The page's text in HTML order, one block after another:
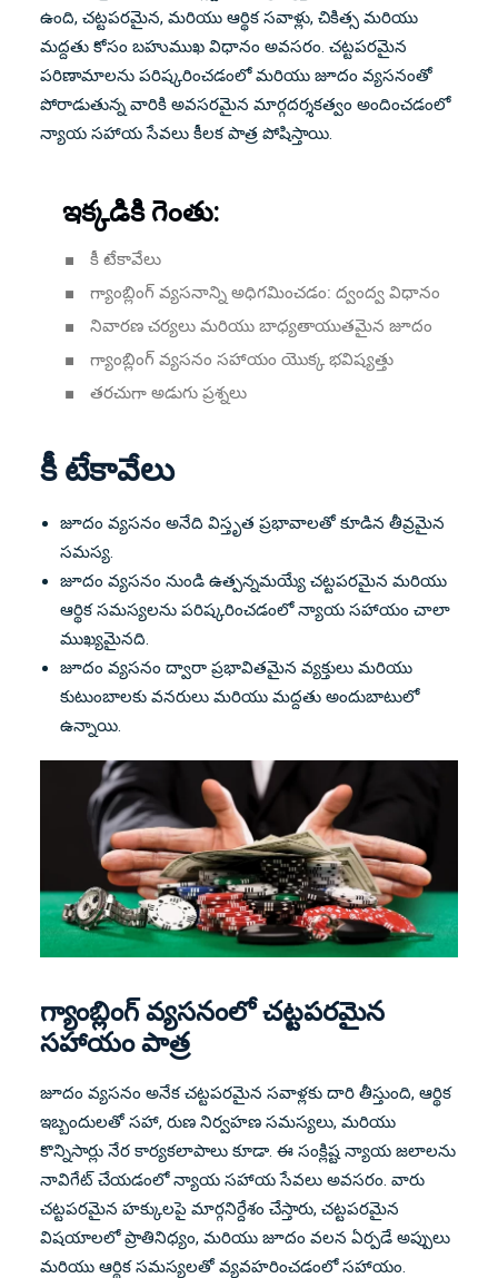
ఉంది, చట్టపరమైన, మరియు ఆర్థిక సవాళ్లు, చికిత్స మరియు
మద్దతు కోసం బహుముఖ విధానం అవసరం. చట్టపరమైన
పరిణామాలను పరిష్కరించడంలో మరియు జూదం వ్యసనంతో
పోరాడుతున్న వారికి అవసరమైన మార్గదర్శకత్వం అందించడంలో
న్యాయ సహాయ సేవలు కీలక పాత్ర పోషిస్తాయి.
ఇక్కడికి గెంతు:
కీ టేకావేలు
గ్యాంబ్లింగ్ వ్యసనాన్ని అధిగమించడం: ద్వంద్వ విధానం
నివారణ చర్యలు మరియు బాధ్యతాయుతమైన జూదం
గ్యాంబ్లింగ్ వ్యసనం సహాయం యొక్క భవిష్యత్తు
తరచుగా అడుగు ప్రశ్నలు
కీ టేకావేలు
జూదం వ్యసనం అనేది విస్తృత ప్రభావాలతో కూడిన తీవ్రమైన
సమస్య.
జూదం వ్యసనం నుండి ఉత్పన్నమయ్యే చట్టపరమైన మరియు
ఆర్థిక సమస్యలను పరిష్కరించడంలో న్యాయ సహాయం చాలా
ముఖ్యమైనది.
జూదం వ్యసనం ద్వారా ప్రభావితమైన వ్యక్తులు మరియు
కుటుంబాలకు వనరులు మరియు మద్దతు అందుబాటులో
ఉన్నాయి.
గ్యాంబ్లింగ్ వ్యసనంలో చట్టపరమైన
సహాయం పాత్ర
జూదం వ్యసనం అనేక చట్టపరమైన సవాళ్లకు దారి తీస్తుంది, ఆర్థిక
ఇబ్బందులతో సహా, రుణ నిర్వహణ సమస్యలు, మరియు
కొన్నిసార్లు నేర కార్యకలాపాలు కూడా. ఈ సంక్లిష్ట న్యాయ జలాలను
నావిగేట్ చేయడంలో న్యాయ సహాయ సేవలు అవసరం. వారు
చట్టపరమైన హక్కులపై మార్గనిర్దేశం చేస్తారు, చట్టపరమైన
విషయాలలో ప్రాతినిధ్యం, మరియు జూదం వలన ఏర్పడే అప్పులు
మరియు ఆర్థిక సమస్యలతో వ్యవహరించడంలో సహాయం.